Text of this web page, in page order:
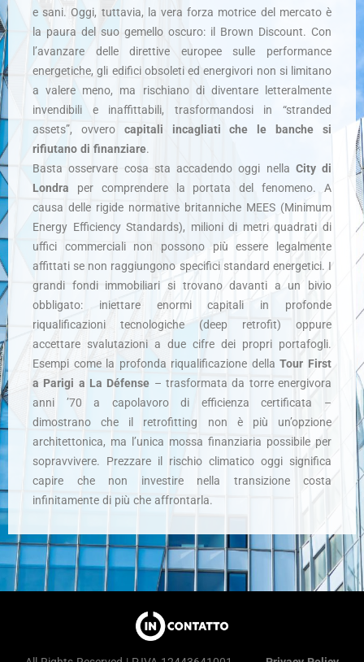
e sani. Oggi, tuttavia, la vera forza motrice del mercato è
la paura del suo gemello oscuro: il Brown Discount. Con
l’avanzare delle direttive europee sulle performance
energetiche, gli edifici obsoleti ed energivori non si limitano
a valere meno, ma rischiano di diventare letteralmente
invendibili e inaffittabili, trasformandosi in “stranded
assets”, ovvero capitali incagliati che le banche si
rifiutano di finanziare.
Basta osservare cosa sta accadendo oggi nella City di
Londra per comprendere la portata del fenomeno. A
causa delle rigide normative britanniche MEES (Minimum
Energy Efficiency Standards), milioni di metri quadrati di
uffici commerciali non possono più essere legalmente
affittati se non raggiungono specifici standard energetici. I
grandi fondi immobiliari si trovano davanti a un bivio
obbligato: iniettare enormi capitali in profonde
riqualificazioni tecnologiche (deep retrofit) oppure
accettare svalutazioni a due cifre dei propri portafogli.
Esempi come la profonda riqualificazione dellaTour First
a Parigi a La Défense – trasformata da torre energivora
anni ’70 a capolavoro di efficienza certificata –
dimostrano che il retrofitting non è più un’opzione
architettonica, ma l’unica mossa finanziaria possibile per
sopravvivere. Prezzare il rischio climatico oggi significa
capire che non investire nella transizione costa
infinitamente di più che affrontarla.